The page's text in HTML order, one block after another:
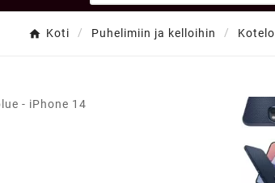
Koti Puhelimiin ja kelloihin